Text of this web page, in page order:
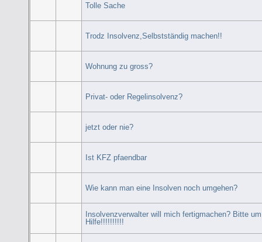
Tolle Sache
Trodz Insolvenz,Selbstständig machen!!
Wohnung zu gross?
Privat- oder Regelinsolvenz?
jetzt oder nie?
Ist KFZ pfaendbar
Wie kann man eine Insolven noch umgehen?
Insolvenzverwalter will mich fertigmachen? Bitte um
Hilfe!!!!!!!!!!